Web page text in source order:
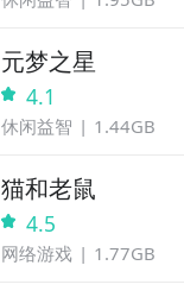
元梦之星
4.1
休闲益智 1.44GB
猫和老鼠
4.5
网络游戏 1.77GB